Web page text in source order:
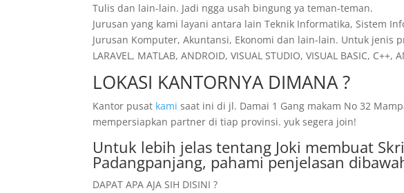
Tulis dan lain-lain. Jadi ngga usah bingung ya teman-teman.
Jurusan yang kami layani antara lain Teknik Informatika, Sistem
Jurusan Komputer, Akuntansi, Ekonomi dan lain-lain. Untuk jenis
LARAVEL, MATLAB, ANDROID, VISUAL STUDIO, VISUAL BASIC, C++,
LOKASI KANTORNYA DIMANA ?
Kantor pusat kami saat ini di jl. Damai 1 Gang makam No 32
mempersiapkan partner di tiap provinsi. yuk segera join!
Untuk lebih jelas tentang Joki membuat
Padangpanjang, pahami penjelasan
DAPAT APA AJA SIH DISINI ?